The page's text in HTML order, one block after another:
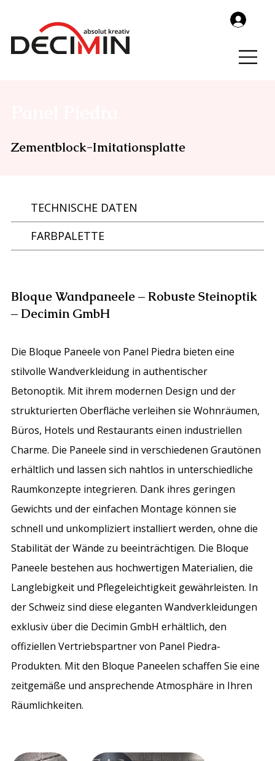
Zementblock-Imitationsplatte
TECHNISCHE DATEN
FARBPALETTE
Bloque Wandpaneele – Robuste Steinoptik
– Decimin GmbH
Die Bloque Paneele von Panel Piedra bieten eine
stilvolle Wandverkleidung in authentischer
Betonoptik. Mit ihrem modernen Design und der
strukturierten Oberfläche verleihen sie Wohnräumen,
Büros, Hotels und Restaurants einen industriellen
Charme. Die Paneele sind in verschiedenen Grautönen
erhältlich und lassen sich nahtlos in unterschiedliche
Raumkonzepte integrieren. Dank ihres geringen
Gewichts und der einfachen Montage können sie
schnell und unkompliziert installiert werden, ohne die
Stabilität der Wände zu beeinträchtigen. Die Bloque
Paneele bestehen aus hochwertigen Materialien, die
Langlebigkeit und Pflegeleichtigkeit gewährleisten. In
der Schweiz sind diese eleganten Wandverkleidungen
exklusiv über die Decimin GmbH erhältlich, den
offiziellen Vertriebspartner von Panel Piedra-
Produkten. Mit den Bloque Paneelen schaffen Sie eine
zeitgemäße und ansprechende Atmosphäre in Ihren
Räumlichkeiten.